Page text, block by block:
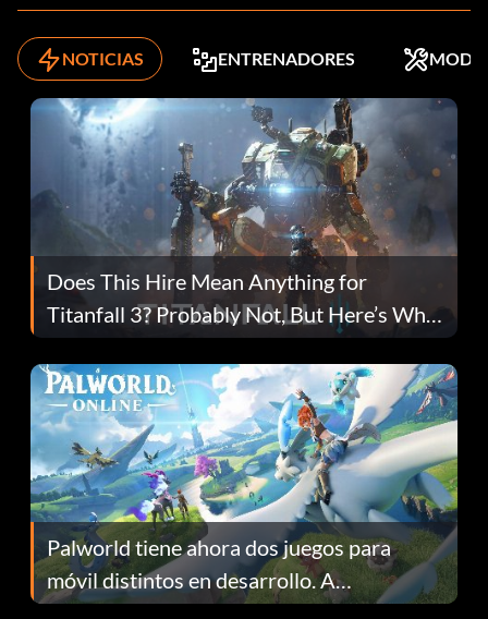
NOTICIAS ENTRENADORES MODS
Does This Hire Mean Anything for
Titanfall 3? Probably Not, But Here’s Why
Fans Are Hopeful
Palworld tiene ahora dos juegos para
móvil distintos en desarrollo. A
continuación te explicamos por qué.